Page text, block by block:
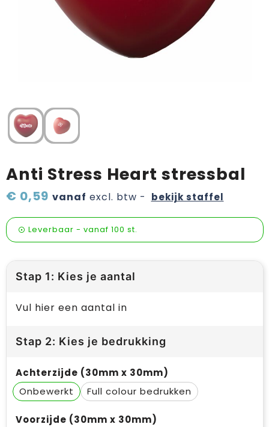
Verzorging & welness
Sinterklaas artikelen
Wijn, bier en proeverij
Zomerpakketten
Anti Stress Heart stressbal
€ 0,59 vanaf excl. btw - bekijk staffel
Leverbaar - vanaf 100 st.
Stap 1: Kies je aantal
Vul hier een aantal in
Stap 2: Kies je bedrukking
Achterzijde (30mm x 30mm)
Onbewerkt
Full colour
Voorzijde (30mm x 30mm)